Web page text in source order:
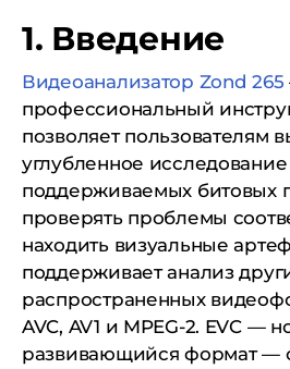
1. Введение
Видеоанализатор Zond 265
профессиональный
позволяет пользователям
углубленное
поддерживаемых битовых
проверять проблемы
находить визуальные
поддерживает анализ
распространенных
AVC, AV1 и MPEG-2. EVC —
развивающийся формат —